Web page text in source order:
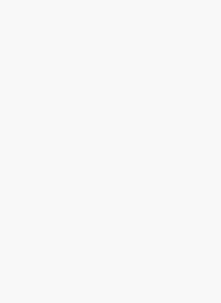
v sauně déle. Tím,
se zvýší
Když se pak
pocit ze správného